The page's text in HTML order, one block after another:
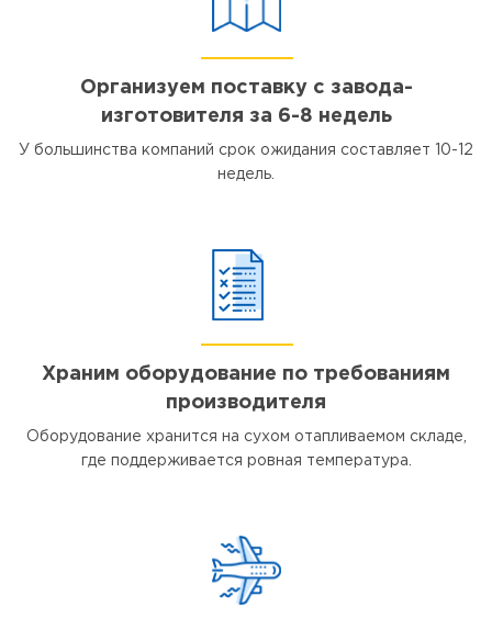
Организуем поставку с завода-
изготовителя за 6-8 недель
У большинства компаний срок ожидания составляет 10-12
недель.
Храним оборудование по требованиям
производителя
Оборудование хранится на сухом отапливаемом складе,
где поддерживается ровная температура.